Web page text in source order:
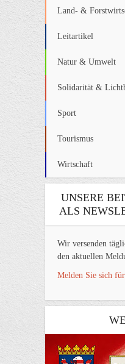
Land- &
Leitartikel
Natur & Umwelt
Solidarität &
Sport
Tourismus
Wirtschaft
UNSERE
ALS
Wir versenden
den aktuellen
Melden Sie sich